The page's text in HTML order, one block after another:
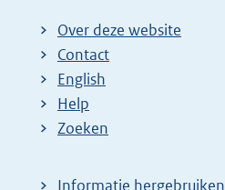
Over deze website
Contact
English
Help
Zoeken
Informatie hergebruiken